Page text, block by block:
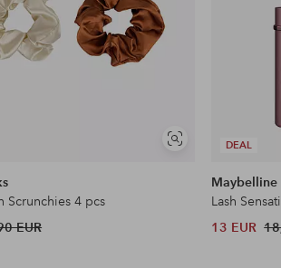
Näytä
Scrunchies 4 pcs
EUR
DEAL
Maybelline
Lash
13 EUR